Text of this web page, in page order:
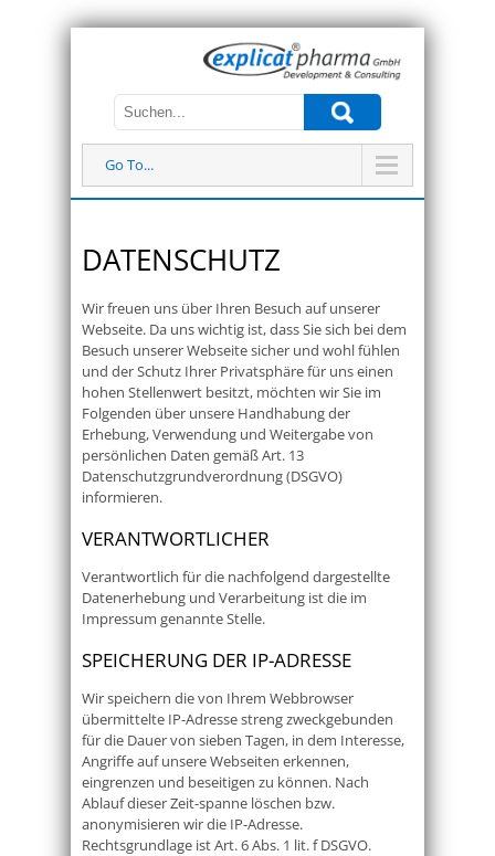
Go To...
DATENSCHUTZ
Wir freuen uns über Ihren Besuch auf unserer
Webseite. Da uns wichtig ist, dass Sie sich bei dem
Besuch unserer Webseite sicher und wohl fühlen
und der Schutz Ihrer Privatsphäre für uns einen
hohen Stellenwert besitzt, möchten wir Sie im
Folgenden über unsere Handhabung der
Erhebung, Verwendung und Weitergabe von
persönlichen Daten gemäß Art. 13
Datenschutzgrundverordnung (DSGVO)
informieren.
VERANTWORTLICHER
Verantwortlich für die nachfolgend dargestellte
Datenerhebung und Verarbeitung ist die im
Impressum genannte Stelle.
SPEICHERUNG DER IP-ADRESSE
Wir speichern die von Ihrem Webbrowser
übermittelte IP-Adresse streng zweckgebunden
für die Dauer von sieben Tagen, in dem Interesse,
Angriffe auf unsere Webseiten erkennen,
eingrenzen und beseitigen zu können. Nach
Ablauf dieser Zeit-spanne löschen bzw.
anonymisieren wir die IP-Adresse.
Rechtsgrundlage ist Art. 6 Abs. 1 lit. f DSGVO.